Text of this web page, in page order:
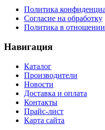
Политика
Согласие на обработку
Политика в
Навигация
Каталог
Производители
Новости
Доставка и оплата
Контакты
Прайс-лист
Карта сайта